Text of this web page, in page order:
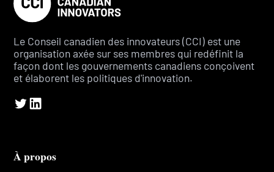
Le Conseil canadien des innovateurs (CCI) est une
organisation axée sur ses membres qui redéfinit la
façon dont les gouvernements canadiens conçoivent
et élaborent les politiques d'innovation.
À propos